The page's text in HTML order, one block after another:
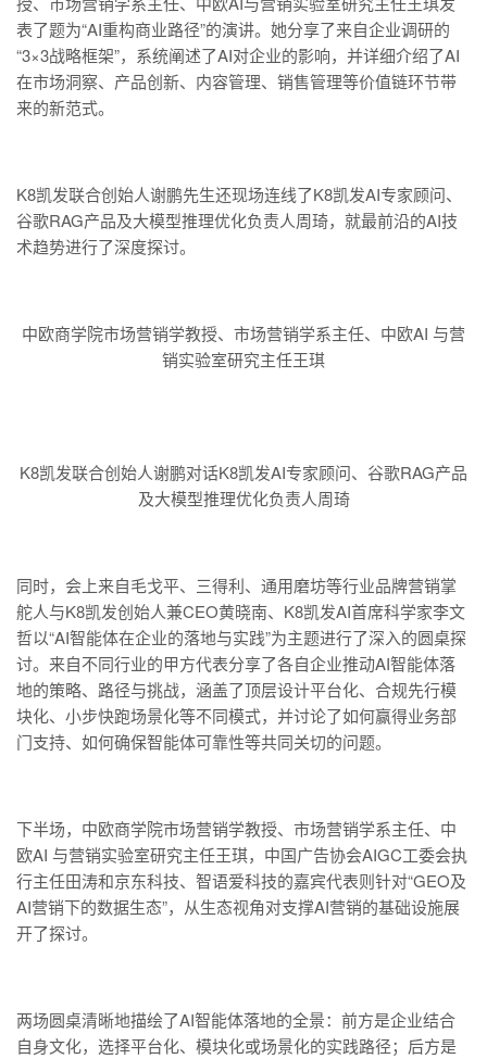
表了题为“AI重构商业路径”的演讲。她分享了来自企业调研的
“3×3战略框架”，系统阐述了AI对企业的影响，并详细介绍了AI
在市场洞察、产品创新、内容管理、销售管理等价值链环节带
来的新范式。
K8凯发联合创始人谢鹏先生还现场连线了K8凯发AI专家顾问、
谷歌RAG产品及大模型推理优化负责人周琦，就最前沿的AI技
术趋势进行了深度探讨。
中欧商学院市场营销学教授、市场营销学系主任、中欧AI 与营
销实验室研究主任王琪
K8凯发联合创始人谢鹏对话K8凯发AI专家顾问、谷歌RAG产品
及大模型推理优化负责人周琦
同时，会上来自毛戈平、三得利、通用磨坊等行业品牌营销掌
舵人与K8凯发创始人兼CEO黄晓南、K8凯发AI首席科学家李文
哲以“AI智能体在企业的落地与实践”为主题进行了深入的圆桌探
讨。来自不同行业的甲方代表分享了各自企业推动AI智能体落
地的策略、路径与挑战，涵盖了顶层设计平台化、合规先行模
块化、小步快跑场景化等不同模式，并讨论了如何赢得业务部
门支持、如何确保智能体可靠性等共同关切的问题。
下半场，中欧商学院市场营销学教授、市场营销学系主任、中
欧AI 与营销实验室研究主任王琪，中国广告协会AIGC工委会执
行主任田涛和京东科技、智语爱科技的嘉宾代表则针对“GEO及
AI营销下的数据生态”，从生态视角对支撑AI营销的基础设施展
开了探讨。
两场圆桌清晰地描绘了AI智能体落地的全景：前方是企业结合
自身文化，选择平台化、模块化或场景化的实践路径；后方是